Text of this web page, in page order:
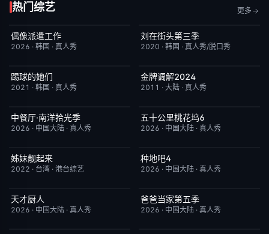
热门综艺 更多
已完结
偶像派遣工作
2026 · 韩国 · 真人秀
昨日更新
刘在街头第三季
2020 · 韩国 · 真人秀/脱口秀
今日更新
踢球的她们
2021 · 韩国 · 真人秀
昨日更新
金牌调解2024
2011 · 大陆 · 真人秀
今日更新
中餐厅·南洋拾光季
2026 · 中国大陆 · 真人秀
今日更新
五十公里桃花坞6
2026 · 中国大陆 · 真人秀
昨日更新
姊妹靓起来
2022 · 台湾 · 港台综艺
今日更新
种地吧4
2026 · 中国大陆 · 真人秀
今日更新
天才厨人
2026 · 中国大陆 · 真人秀
今日更新
爸爸当家第五季
2026 · 中国大陆 · 真人秀